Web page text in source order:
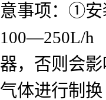
意事项：①安
100—250L/h
器，否则会
气体进行制